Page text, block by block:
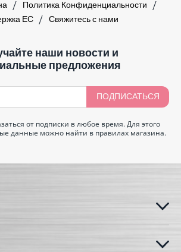
Политика Конфиденциальности
ЕС
Свяжитесь с нами
наши новости и
предложения
ПОДПИСАТЬСЯ
от подписки в любое время. Для этого
данные можно найти в правилах магазина.